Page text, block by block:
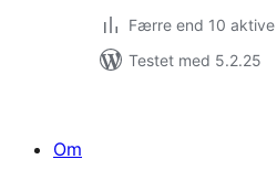
Færre end 10
Testet med 5.2.25
Om